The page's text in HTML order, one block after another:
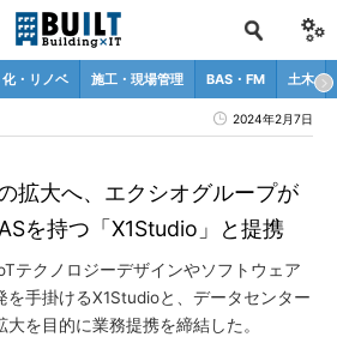
・リノベ 施工・現場管理 BAS・FM 土木
2024年2月7日
拡大へ、エクシオグループが
を持つ「X1Studio」と提携
テクノロジーデザインやソフトウェア
を手掛けるX1Studioと、データセンター
を目的に業務提携を締結した。